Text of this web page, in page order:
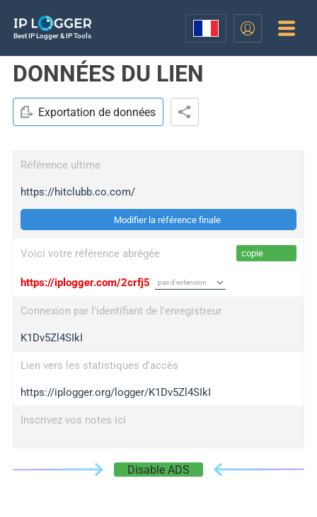
Best IP Logger & IP Tools
DONNÉES DU LIEN
Exportation de données
Référence ultime
https://hitclubb.co.com/
Modifier la référence finale
Voici votre référence abrégée copie
https://iplogger.com/2crfj5
Connexion par l'identifiant de l'enregistreur
K1Dv5Zl4SIkI
Lien vers les statistiques d'accès
https://iplogger.org/logger/K1Dv5Zl4SIkI
Inscrivez vos notes ici
Disable ADS